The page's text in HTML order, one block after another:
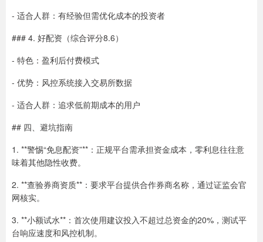
- 适合人群：有经验但需优化成本的投资者
### 4. 好配资（综合评分8.6）
- 特色：盈利后付费模式
- 优势：风控系统接入交易所数据
- 适合人群：追求低前期成本的用户
## 四、避坑指南
1. **警惕“免息配资”**：正规平台需承担资金成本，零利息往往意
味着其他隐性收费。
2. **查验券商资质**：要求平台提供合作券商名称，通过证监会官
网核实。
3. **小额试水**：首次使用建议投入不超过总资金的20%，测试平
台响应速度和风控机制。